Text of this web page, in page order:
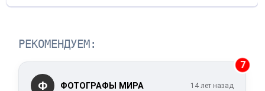
РЕКОМЕНДУЕМ:
7
Ф ФОТОГРАФЫ МИРА 14 лет назад